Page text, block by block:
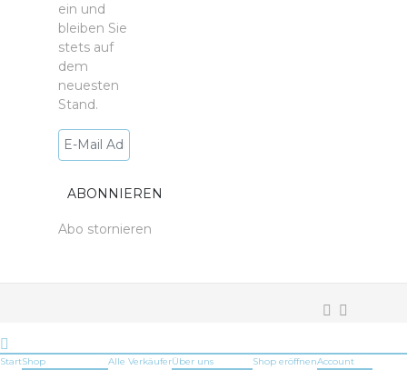
ein und
bleiben Sie
stets auf
dem
neuesten
Stand.
Abo stornieren
StartShop
Alle VerkäuferÜber uns
Shop eröffnenAccount